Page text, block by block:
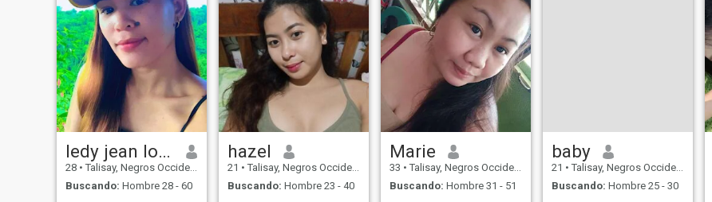
ledy jean loredo
28 • Talisay, Negros Occidental, Filipinas
Buscando: Hombre 28 - 60
hazel
21 • Talisay, Negros Occidental, Filipinas
Buscando: Hombre 23 - 40
Marie
33 • Talisay, Negros Occidental, Filipinas
Buscando: Hombre 31 - 51
baby
21 • Talisay, Negros Occidental, Filipinas
Buscando: Hombre 25 - 30